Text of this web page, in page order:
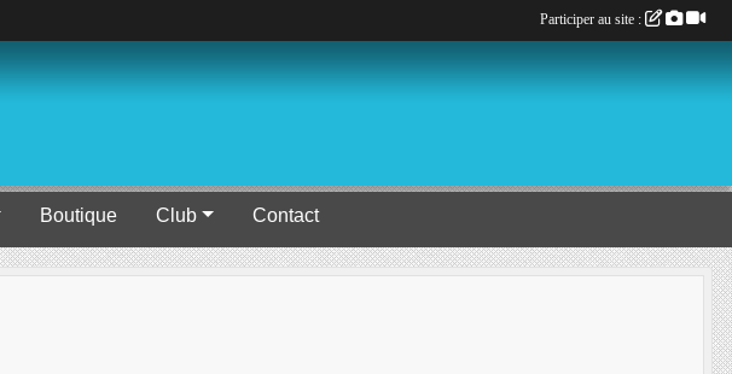
Boutique Club Contact
Participer au site :